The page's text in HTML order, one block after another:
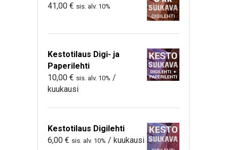
41,00 € sis. alv. 10%
Kestotilaus Digi- ja
Paperilehti
10,00 € sis. alv. 10% /
kuukausi
Kestotilaus Digilehti
6,00 € sis. alv. 10% / kuukausi